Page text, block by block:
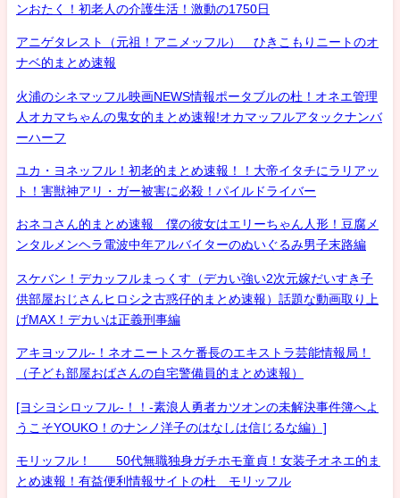
ンおたく！初老人の介護生活！激動の1750日
アニゲタレスト（元祖！アニメッフル） ひきこもりニートのオ
ナベ的まとめ速報
火浦のシネマッフル映画NEWS情報ポータブルの杜！オネエ管理
人オカマちゃんの鬼女的まとめ速報!オカマッフルアタックナンバ
ーハーフ
ユカ・ヨネッフル！初老的まとめ速報！！大帝イタチにラリアッ
ト！害獣神アリ・ガー被害に必殺！パイルドライバー
おネコさん的まとめ速報 僕の彼女はエリーちゃん人形！豆腐メ
ンタルメンヘラ電波中年アルバイターのぬいぐるみ男子末路編
スケバン！デカッフルまっくす（デカい強い2次元嫁だいすき子
供部屋おじさんヒロシ之古惑仔的まとめ速報）話題な動画取り上
げMAX！デカいは正義刑事編
アキヨッフル-！ネオニートスケ番長のエキストラ芸能情報局！
（子ども部屋おばさんの自宅警備員的まとめ速報）
[ヨシヨシロッフル-！！-素浪人勇者カツオンの未解決事件簿へよ
うこそYOUKO！のナンノ洋子のはなしは信じるな編）]
モリッフル！ 50代無職独身ガチホモ童貞！女装子オネエ的ま
とめ速報！有益便利情報サイトの杜 モリッフル